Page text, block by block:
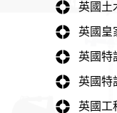
英國土
英國皇
英國特
英國特
英國工